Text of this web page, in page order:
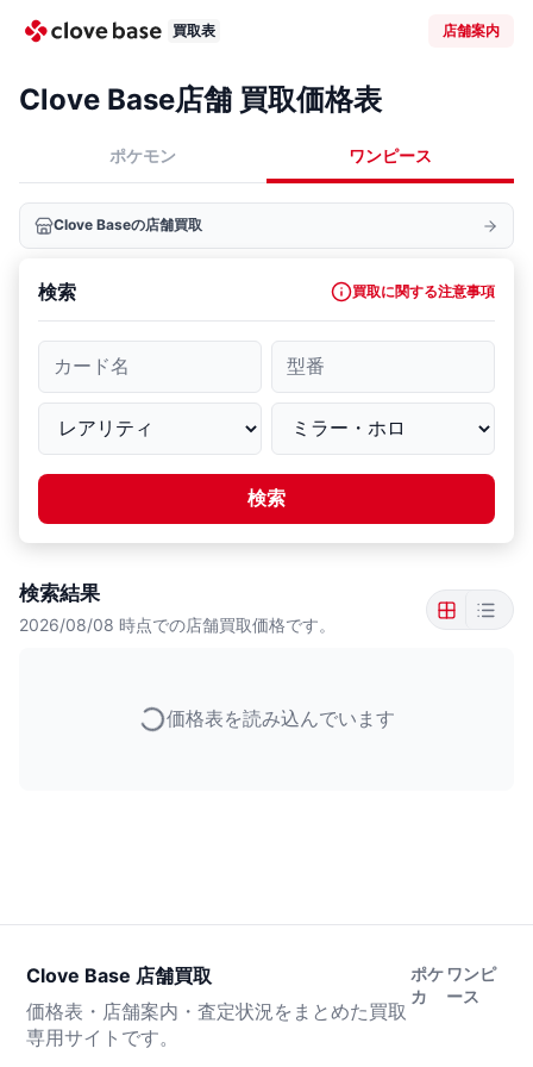
買取表 店舗案内
Clove Base店舗 買取価格表
ポケモン ワンピース
Clove Baseの店舗買取
検索 買取に関する注意事項
カード名 型番
検索
検索結果
2026/08/08 時点での店舗買取価格です。
価格表を読み込んでいます
Clove Base 店舗買取
価格表・店舗案内・査定状況をまとめた買取
専用サイトです。
ポケ
カ
ワンピ
ース